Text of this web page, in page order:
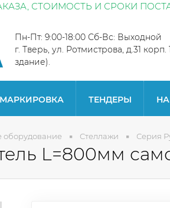
СТОИМОСТЬ И СРОКИ
Пн-Пт: 9:00-18:00 Сб-Вс: Выходной
г. Тверь, ул. Ротмистрова, д.31 корп.
здание).
МАРКИРОВКА ТЕНДЕРЫ
оборудование Стеллажи Серия
L=800мм